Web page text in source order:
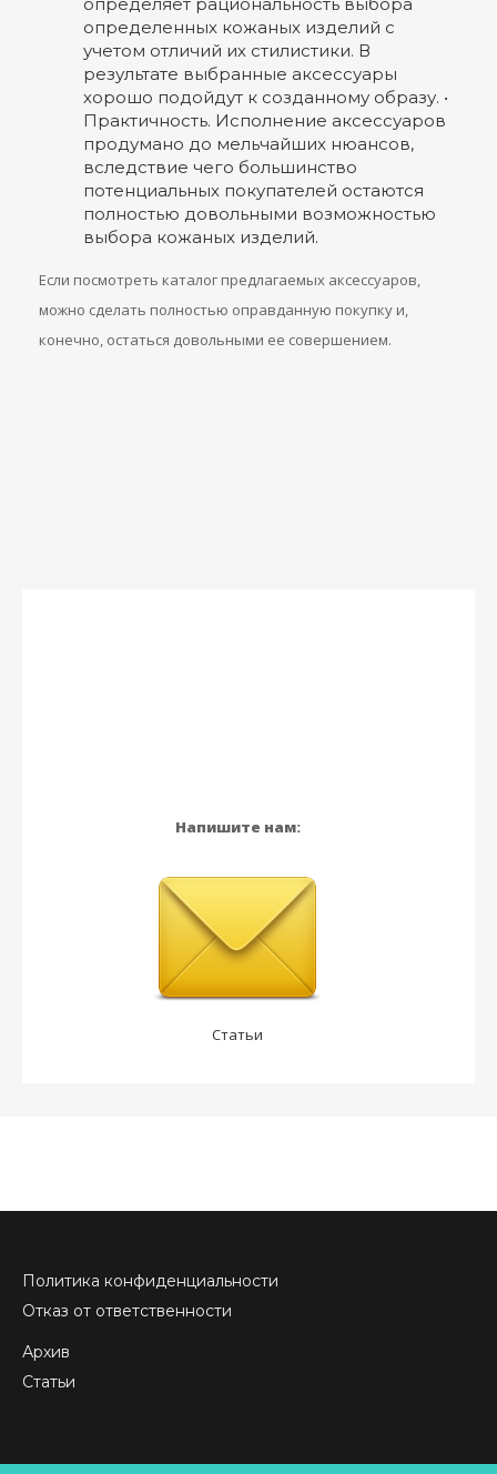
определенных кожаных изделий с
учетом отличий их стилистики. В
результате выбранные аксессуары
хорошо подойдут к созданному образу. •
Практичность. Исполнение аксессуаров
продумано до мельчайших нюансов,
вследствие чего большинство
потенциальных покупателей остаются
полностью довольными возможностью
выбора кожаных изделий.
Если посмотреть каталог предлагаемых аксессуаров,
можно сделать полностью оправданную покупку и,
конечно, остаться довольными ее совершением.
Напишите нам:
Статьи
Политика конфиденциальности
Отказ от ответственности
Архив
Статьи